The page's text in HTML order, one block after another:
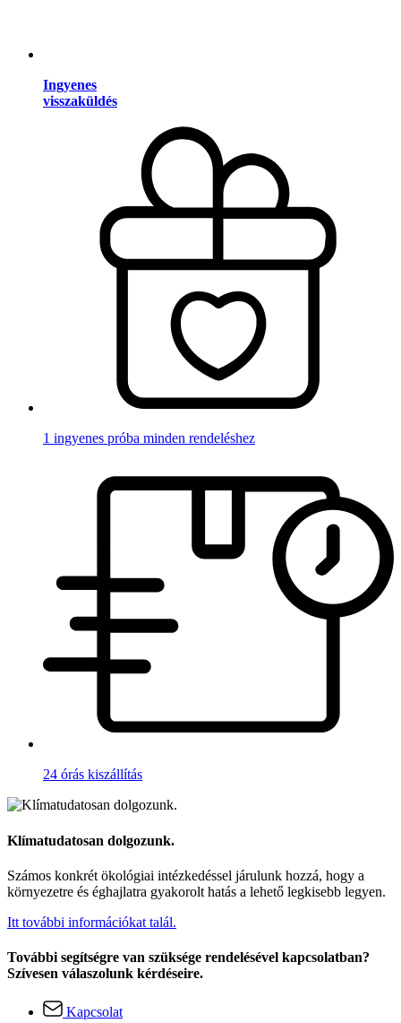
Ingyenes
visszaküldés
1 ingyenes próba minden rendeléshez
24 órás kiszállítás
Klímatudatosan dolgozunk.
Számos konkrét ökológiai intézkedéssel járulunk hozzá, hogy a
környezetre és éghajlatra gyakorolt hatás a lehető legkisebb legyen.
Itt további információkat talál.
További segítségre van szüksége rendelésével kapcsolatban?
Szívesen válaszolunk kérdéseire.
Kapcsolat